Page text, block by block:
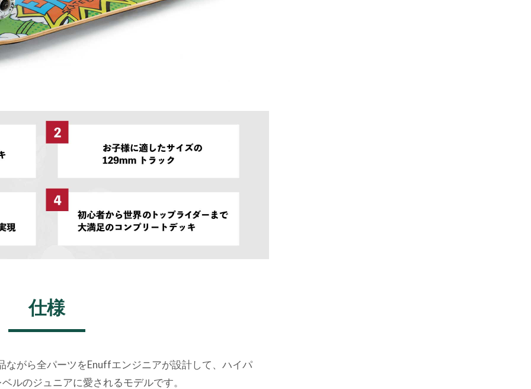
仕様
がら全パーツをEnuffエンジニアが設計して、ハイパ
ルのジュニアに愛されるモデルです。